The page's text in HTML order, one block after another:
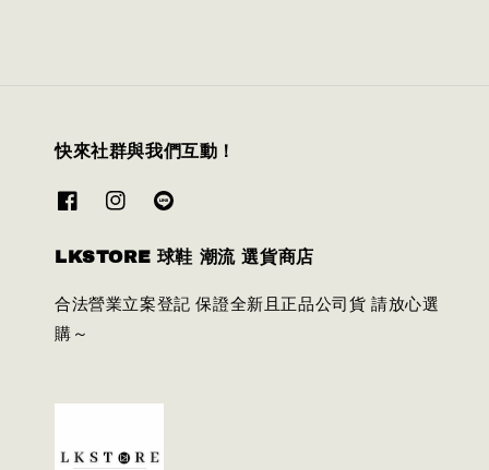
快來社群與我們互動！
LKSTORE 球鞋 潮流 選貨商店
合法營業立案登記 保證全新且正品公司貨 請放心選
購～